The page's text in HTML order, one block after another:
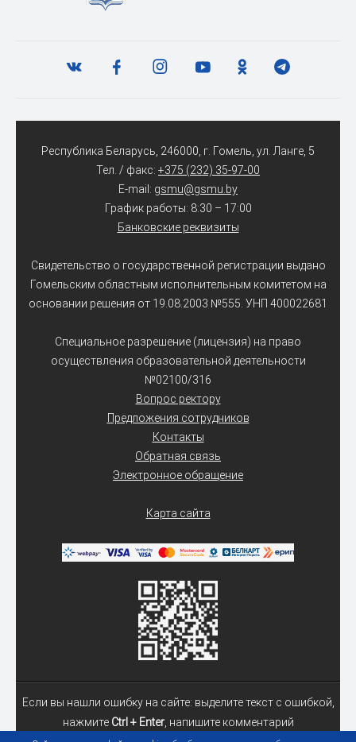
Республика Беларусь, 246000, г. Гомель, ул. Ланге, 5
Тел. / факс: +375 (232) 35-97-00
E-mail: gsmu@gsmu.by
График работы: 8:30 – 17:00
Банковские реквизиты
Свидетельство о государственной регистрации выдано
Гомельским областным исполнительным комитетом на
основании решения от 19.08.2003 №555. УНП 400022681
Специальное разрешение (лицензия) на право
осуществления образовательной деятельности
№02100/316
Вопрос ректору
Предложения сотрудников
Контакты
Обратная связь
Электронное обращение
Карта сайта
Если вы нашли ошибку на сайте: выделите текст с ошибкой,
нажмите Ctrl + Enter, напишите комментарий